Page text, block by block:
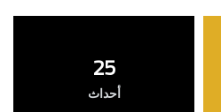
25
أحداث